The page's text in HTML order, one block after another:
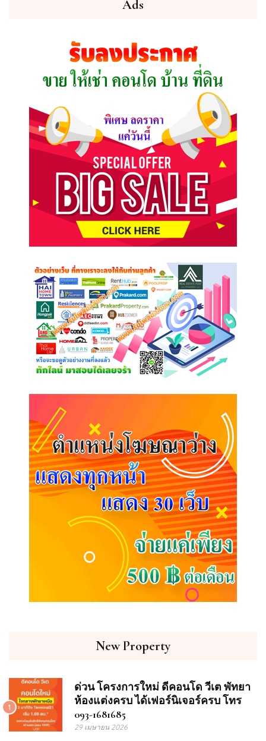
Ads
New Property
1
ด่วน โครงการใหม่ ดีคอนโด วีเต พัทยา
ห้องแต่งครบ ได้เฟอร์นิเจอร์ครบ โทร
093-1681685
29 เมษายน 2026